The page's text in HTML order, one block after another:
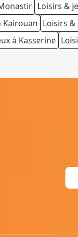
Loisirs &
Kairouan Loisirs
à Kasserine